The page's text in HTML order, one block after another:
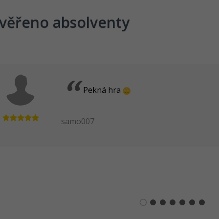
absolventy
Opravdu pěkný návod na menu
Jakub Lásko[Saarix]